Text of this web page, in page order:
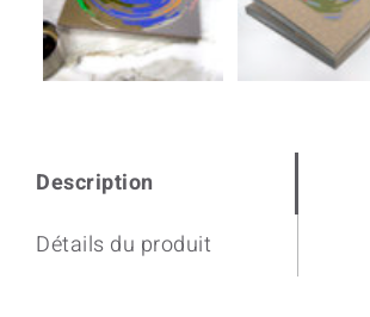
Description
Détails du produit